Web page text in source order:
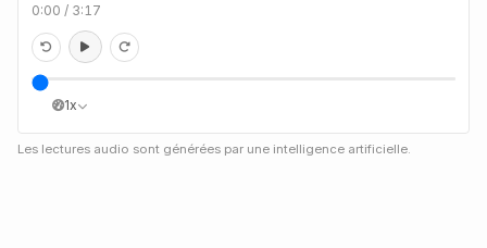
0:00 / 3:17
1x
Les lectures audio sont générées par une intelligence artificielle.